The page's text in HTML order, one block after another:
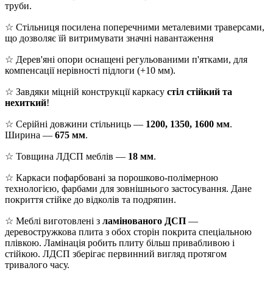
труби.
☆ Стільниця посилена поперечними металевими траверсами,
що дозволяє їй витримувати значні навантаження
☆ Дерев'яні опори оснащені регульованими п'ятками, для
компенсації нерівності підлоги (+10 мм).
☆ Завдяки міцній конструкції каркасу стіл стійкий та
нехиткий!
☆ Серійні довжини стільниць — 1200, 1350, 1600 мм.
Ширина — 675 мм.
☆ Товщина ЛДСП меблів — 18 мм.
☆ Каркаси пофарбовані за порошково-полімерною
технологією, фарбами для зовнішнього застосування. Дане
покриття стійке до відколів та подряпин.
☆ Меблі виготовлені з ламінованого ДСП —
деревостружкова плита з обох сторін покрита спеціальною
плівкою. Ламінація робить плиту більш привабливою і
стійкою. ЛДСП зберігає первинний вигляд протягом
тривалого часу.